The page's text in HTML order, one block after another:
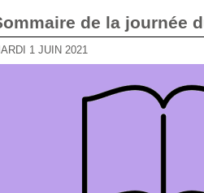
Sommaire de la journée
MARDI 1 JUIN 2021